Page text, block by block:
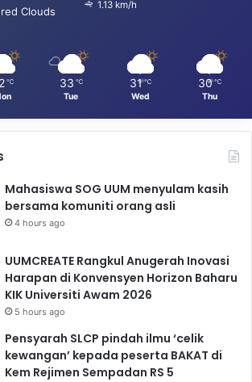
Clouds
1.13 km/h
℃ 33 ℃
Tue
31 ℃
Wed
30 ℃
Thu
Mahasiswa SOG UUM menyulam kasih
bersama komuniti orang asli
4 hours ago
UUMCREATE Rangkul Anugerah Inovasi
Harapan di Konvensyen Horizon Baharu
KIK Universiti Awam 2026
5 hours ago
Pensyarah SLCP pindah ilmu ‘celik
kewangan’ kepada peserta BAKAT di
Kem Rejimen Sempadan RS 5